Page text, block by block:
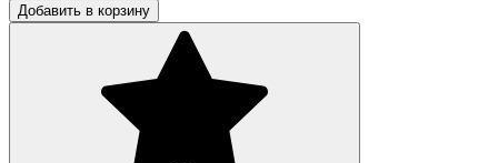
Добавить в корзину